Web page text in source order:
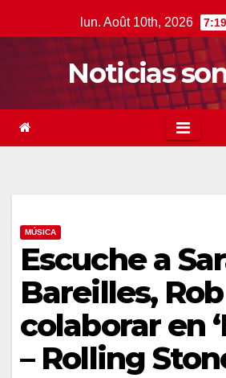
to
lun. Août 10th, 2026
Noticias
MÚSICA
Escuche a
Bareilles,
colaborar en
– Rolling